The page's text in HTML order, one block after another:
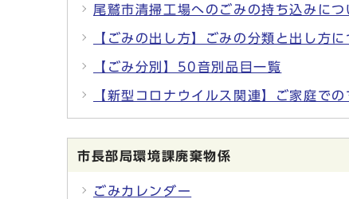
尾鷲市清掃工場へのごみの持ち込みにつ
【ごみの出し方】ごみの分類と出し方に
【ごみ分別】50音別品目一覧
【新型コロナウイルス関連】ご家庭で
市長部局環境課廃棄物係
ごみカレンダー